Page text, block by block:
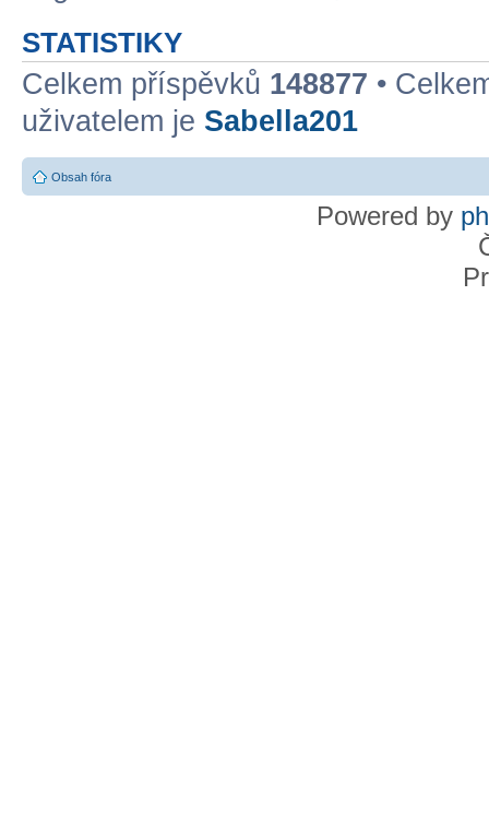
STATISTIKY
Celkem příspěvků 148877 •
uživatelem je Sabella201
Obsah fóra
Powered by